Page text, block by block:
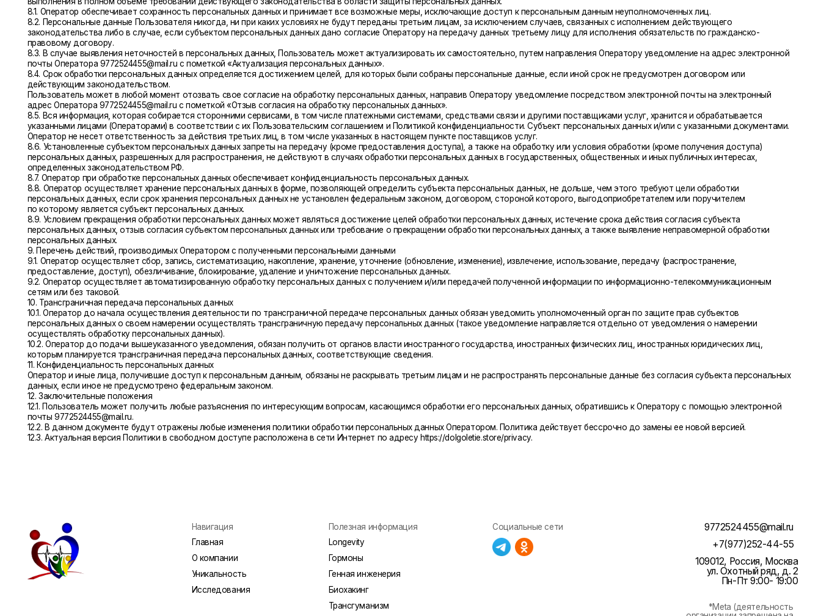
определенных законодательством РФ.
8.7. Оператор при обработке персональных данных обеспечивает конфиденциальность персональных данных.
8.8. Оператор осуществляет хранение персональных данных в форме, позволяющей определить субъекта персональных данных, не дольше, чем этого требуют цели обработки
персональных данных, если срок хранения персональных данных не установлен федеральным законом, договором, стороной которого, выгодоприобретателем или поручителем
по которому является субъект персональных данных.
8.9. Условием прекращения обработки персональных данных может являться достижение целей обработки персональных данных, истечение срока действия согласия субъекта
персональных данных, отзыв согласия субъектом персональных данных или требование о прекращении обработки персональных данных, а также выявление неправомерной обработки
персональных данных.
9. Перечень действий, производимых Оператором с полученными персональными данными
9.1. Оператор осуществляет сбор, запись, систематизацию, накопление, хранение, уточнение (обновление, изменение), извлечение, использование, передачу (распространение,
предоставление, доступ), обезличивание, блокирование, удаление и уничтожение персональных данных.
9.2. Оператор осуществляет автоматизированную обработку персональных данных с получением и/или передачей полученной информации по информационно-телекоммуникационным
сетям или без таковой.
10. Трансграничная передача персональных данных
10.1. Оператор до начала осуществления деятельности по трансграничной передаче персональных данных обязан уведомить уполномоченный орган по защите прав субъектов
персональных данных о своем намерении осуществлять трансграничную передачу персональных данных (такое уведомление направляется отдельно от уведомления о намерении
осуществлять обработку персональных данных).
10.2. Оператор до подачи вышеуказанного уведомления, обязан получить от органов власти иностранного государства, иностранных физических лиц, иностранных юридических лиц,
которым планируется трансграничная передача персональных данных, соответствующие сведения.
11. Конфиденциальность персональных данных
Оператор и иные лица, получившие доступ к персональным данным, обязаны не раскрывать третьим лицам и не распространять персональные данные без согласия субъекта персональных
данных, если иное не предусмотрено федеральным законом.
12. Заключительные положения
12.1. Пользователь может получить любые разъяснения по интересующим вопросам, касающимся обработки его персональных данных, обратившись к Оператору с помощью электронной
почты 9772524455@mail.ru.
12.2. В данном документе будут отражены любые изменения политики обработки персональных данных Оператором. Политика действует бессрочно до замены ее новой версией.
12.3. Актуальная версия Политики в свободном доступе расположена в сети Интернет по адресу https://dolgoletie.store/privacy.
Главная Longevity
Гормоны
Генная инженерия
Ментальное
здоровье
Внутренняя
Социальные сети
*Meta (деятельность
организации запрещена на
Навигация Полезная информация
О компании
Уникальность
Исследования
9772524455@mail.ru
+7(977)252-44-55
ул. Охотный ряд, д. 2
Пн-Пт 9:00- 19:00
©2025. All rights reserved Политика конфиденциальности